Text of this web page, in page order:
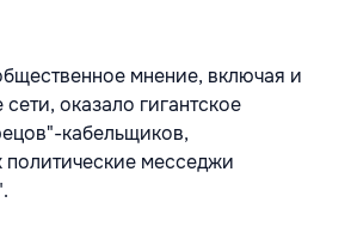
мнение, включая и
оказало гигантское
кабельщиков,
месседжи